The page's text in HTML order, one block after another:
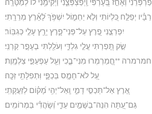
וְאָחַ֣ז בְּ֭עָרְפִּי וַֽיְפַצְפְּצֵ֑נִי וַיְקִימֵ֥נִי ל֝֗וֹ לְמַטָּרָֽה׃
יְפַלַּ֣ח כִּ֭לְיוֹתַי וְלֹ֣א יַחְמ֑וֹל יִשְׁפֹּ֥ךְ לָ֝אָ֗רֶץ מְרֵרָֽתִי׃
יִפְרְצֵ֣נִי פֶ֭רֶץ עַל־פְּנֵי־פָ֑רֶץ יָרֻ֖ץ עָלַ֣י כְּגִבּֽוֹר׃
שַׂ֣ק תָּ֭פַרְתִּי עֲלֵ֣י גִלְדִּ֑י וְעֹלַ֖לְתִּי בֶעָפָ֣ר קַרְנִֽי׃
**חֳ֭מַרְמְרוּ מִנִּי־בֶ֑כִי וְעַ֖ל עַפְעַפַּ֣י צַלְמָֽוֶת׃
עַ֭ל לֹא־חָמָ֣ס בְּכַפָּ֑י וּֽתְפִלָּתִ֥י זַכָּֽה׃
אֶ֭רֶץ אַל־תְּכַסִּ֣י דָמִ֑י וְֽאַל־יְהִ֥י מָ֝ק֗וֹם לְזַעֲקָתִֽי׃
גַּם־עַ֭תָּה הִנֵּה־בַשָּׁמַ֣יִם עֵדִ֑י וְ֝שָׂהֲדִ֗י בַּמְּרוֹמִֽים׃